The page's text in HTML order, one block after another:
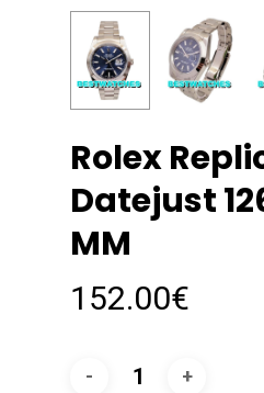
Rolex
Datejust
MM
152.00€